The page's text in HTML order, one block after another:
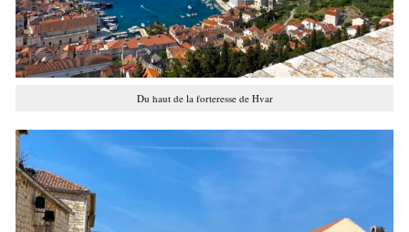
Du haut de la forteresse de Hvar